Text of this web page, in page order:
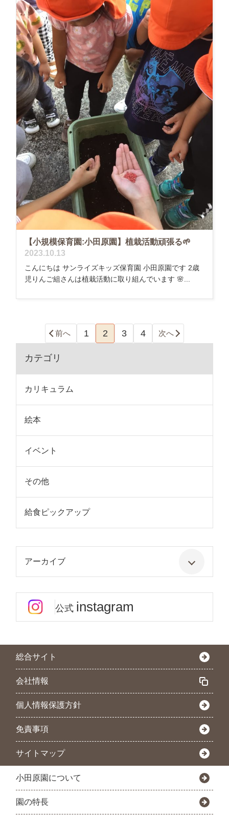
【小規模保育園:小田原園】植栽活動頑張る🌱
2023.10.13
こんにちは サンライズキッズ保育園 小田原園です 2歳
児りんご組さんは植栽活動に取り組んでいます 🌸...
前へ 1 2 3 4 次へ
カテゴリ
カリキュラム
絵本
イベント
その他
給食ピックアップ
アーカイブ
公式 instagram
総合サイト
会社情報
個人情報保護方針
免責事項
サイトマップ
小田原園について
園の特長